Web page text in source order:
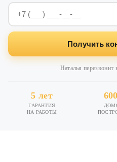
Получить
Наталья перезвонит
5 лет
ГАРАНТИЯ
НА РАБОТЫ